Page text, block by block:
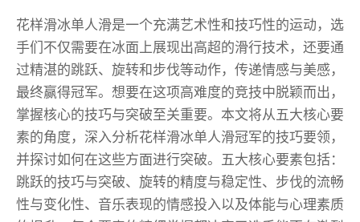
花样滑冰单人滑是一个充满艺术性和技巧性的运动，选
手们不仅需要在冰面上展现出高超的滑行技术，还要通
过精湛的跳跃、旋转和步伐等动作，传递情感与美感，
最终赢得冠军。想要在这项高难度的竞技中脱颖而出，
掌握核心的技巧与突破至关重要。本文将从五大核心要
素的角度，深入分析花样滑冰单人滑冠军的技巧要领，
并探讨如何在这些方面进行突破。五大核心要素包括：
跳跃的技巧与突破、旋转的精度与稳定性、步伐的流畅
性与变化性、音乐表现的情感投入以及体能与心理素质